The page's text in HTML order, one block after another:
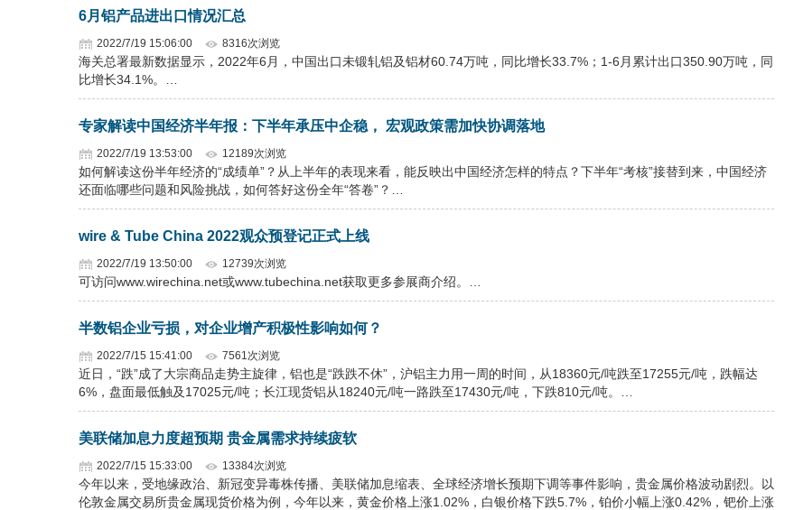
6月铝产品进出口情况汇总
2022/7/19 15:06:00 8316次浏览
海关总署最新数据显示，2022年6月，中国出口未锻轧铝及铝材60.74万吨，同比增长33.7%；1-6月累计出口350.90万吨，同
比增长34.1%。…
专家解读中国经济半年报：下半年承压中企稳， 宏观政策需加快协调落地
2022/7/19 13:53:00 12189次浏览
如何解读这份半年经济的“成绩单”？从上半年的表现来看，能反映出中国经济怎样的特点？下半年“考核”接替到来，中国经济
还面临哪些问题和风险挑战，如何答好这份全年“答卷”？…
wire & Tube China 2022观众预登记正式上线
2022/7/19 13:50:00 12739次浏览
可访问www.wirechina.net或www.tubechina.net获取更多参展商介绍。…
半数铝企业亏损，对企业增产积极性影响如何？
2022/7/15 15:41:00 7561次浏览
近日，“跌”成了大宗商品走势主旋律，铝也是“跌跌不休”，沪铝主力用一周的时间，从18360元/吨跌至17255元/吨，跌幅达
6%，盘面最低触及17025元/吨；长江现货铝从18240元/吨一路跌至17430元/吨，下跌810元/吨。…
美联储加息力度超预期 贵金属需求持续疲软
2022/7/15 15:33:00 13384次浏览
今年以来，受地缘政治、新冠变异毒株传播、美联储加息缩表、全球经济增长预期下调等事件影响，贵金属价格波动剧烈。以
伦敦金属交易所贵金属现货价格为例，今年以来，黄金价格上涨1.02%，白银价格下跌5.7%，铂价小幅上涨0.42%，钯价上涨